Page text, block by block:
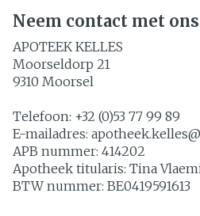
Neem contact met
APOTEEK KELLES
Moorseldorp 21
9310 Moorsel
Telefoon: +32 (0)53 77 99 89
E-mailadres: apotheek.kelles@
APB nummer: 414202
Apotheek titularis: Tina
BTW nummer: BE0419591613